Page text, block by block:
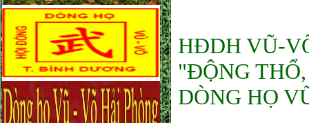
HĐDH VŨ-
"ĐỘNG
DÒNG HỌ